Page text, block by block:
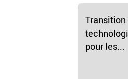
Transition
pour les...